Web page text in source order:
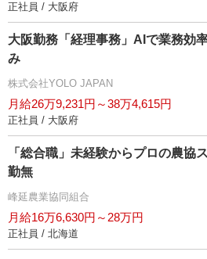
正社員 / 大阪府
大阪勤務「経理事務」AIで業務効
み
株式会社YOLO JAPAN
月給26万9,231円～38万4,615円
正社員 / 大阪府
「総合職」未経験からプロの農協
勤無
峰延農業協同組合
月給16万6,630円～28万円
正社員 / 北海道